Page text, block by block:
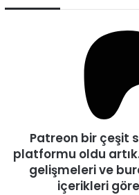
Patreon bir çeşit
platformu oldu
gelişmeleri ve
içerikleri